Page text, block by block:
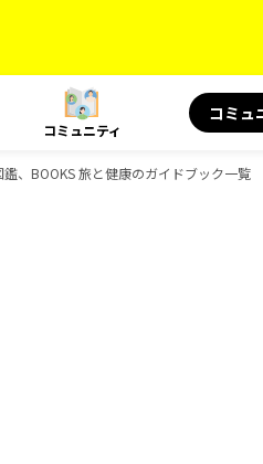
コミュニティ
コミュ
、BOOKS 旅と健康のガイドブック一覧